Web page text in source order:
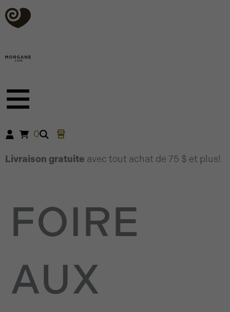
Aller
au
0
Livraison gratuite avec tout achat de 75 $ et plus!
FOIRE
AUX